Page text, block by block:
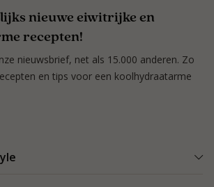
nieuwe eiwitrijke en
recepten!
nieuwsbrief, net als 15.000 anderen. Zo
en tips voor een koolhydraatarme